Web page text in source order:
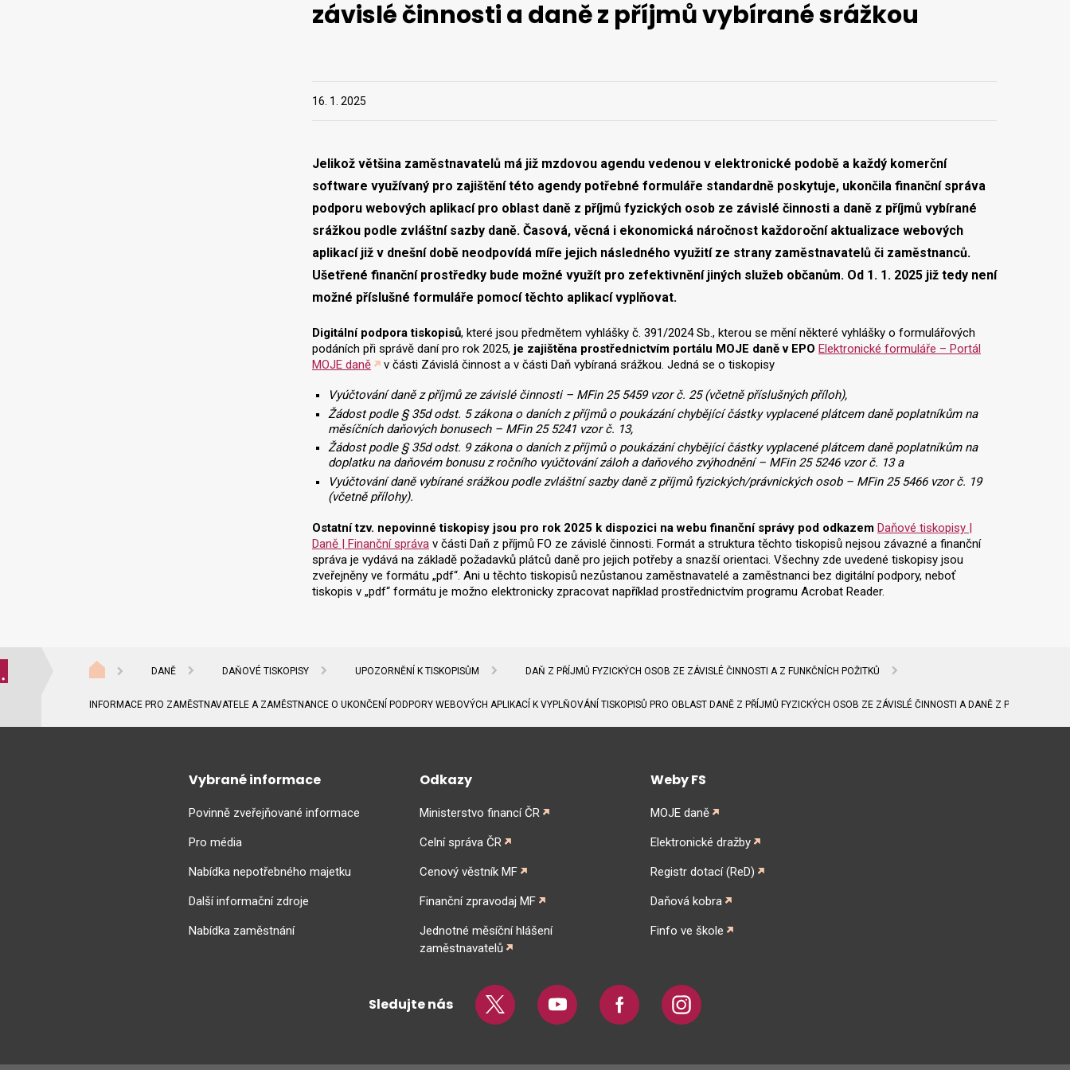
závislé činnosti a daně z příjmů vybírané srážkou
16. 1. 2025
Jelikož většina zaměstnavatelů má již mzdovou agendu vedenou v elektronické podobě a každý komerční
software využívaný pro zajištění této agendy potřebné formuláře standardně poskytuje, ukončila finanční správa
podporu webových aplikací pro oblast daně z příjmů fyzických osob ze závislé činnosti a daně z příjmů vybírané
srážkou podle zvláštní sazby daně. Časová, věcná i ekonomická náročnost každoroční aktualizace webových
aplikací již v dnešní době neodpovídá míře jejich následného využití ze strany zaměstnavatelů či zaměstnanců.
Ušetřené finanční prostředky bude možné využít pro zefektivnění jiných služeb občanům. Od 1. 1. 2025 již tedy není
možné příslušné formuláře pomocí těchto aplikací vyplňovat.
Digitální podpora tiskopisů, které jsou předmětem vyhlášky č. 391/2024 Sb., kterou se mění některé vyhlášky o formulářových
podáních při správě daní pro rok 2025, je zajištěna prostřednictvím portálu MOJE daně v EPO Elektronické formuláře – Portál
MOJE daně
v části Závislá činnost a v části Daň vybíraná srážkou. Jedná se o tiskopisy
Vyúčtování daně z příjmů ze závislé činnosti – MFin 25 5459 vzor č. 25 (včetně příslušných příloh),
Žádost podle § 35d odst. 5 zákona o daních z příjmů o poukázání chybějící částky vyplacené plátcem daně poplatníkům na
měsíčních daňových bonusech – MFin 25 5241 vzor č. 13,
Žádost podle § 35d odst. 9 zákona o daních z příjmů o poukázání chybějící částky vyplacené plátcem daně poplatníkům na
doplatku na daňovém bonusu z ročního vyúčtování záloh a daňového zvýhodnění – MFin 25 5246 vzor č. 13 a
Vyúčtování daně vybírané srážkou podle zvláštní sazby daně z příjmů fyzických/právnických osob – MFin 25 5466 vzor č. 19
(včetně přílohy).
Ostatní tzv. nepovinné tiskopisy jsou pro rok 2025 k dispozici na webu finanční správy pod odkazem Daňové tiskopisy |
Daně | Finanční správa v části Daň z příjmů FO ze závislé činnosti. Formát a struktura těchto tiskopisů nejsou závazné a finanční
správa je vydává na základě požadavků plátců daně pro jejich potřeby a snazší orientaci. Všechny zde uvedené tiskopisy jsou
zveřejněny ve formátu „pdf“. Ani u těchto tiskopisů nezůstanou zaměstnavatelé a zaměstnanci bez digitální podpory, neboť
tiskopis v „pdf“ formátu je možno elektronicky zpracovat například prostřednictvím programu Acrobat Reader.
DANĚ DAŇOVÉ TISKOPISY UPOZORNĚNÍ K TISKOPISŮM DAŇ Z PŘÍJMŮ FYZICKÝCH OSOB ZE ZÁVISLÉ ČINNOSTI A Z FUNKČNÍCH POŽITKŮ
INFORMACE PRO ZAMĚSTNAVATELE A ZAMĚSTNANCE O UKONČENÍ PODPORY WEBOVÝCH APLIKACÍ K VYPLŇOVÁNÍ TISKOPISŮ PRO OBLAST DANĚ Z PŘÍJMŮ FYZICKÝCH OSOB ZE ZÁVISLÉ ČINNOSTI A DANĚ Z PŘÍJMŮ
Vybrané informace
Povinně zveřejňované informace
Pro média
Nabídka nepotřebného majetku
Další informační zdroje
Nabídka zaměstnání
Odkazy
Ministerstvo financí ČR
Celní správa ČR
Cenový věstník MF
Finanční zpravodaj MF
Jednotné měsíční hlášení
zaměstnavatelů
Weby FS
MOJE daně
Elektronické dražby
Registr dotací (ReD)
Daňová kobra
Finfo ve škole
Sledujte nás Twitter Youtube Facebook Instagram